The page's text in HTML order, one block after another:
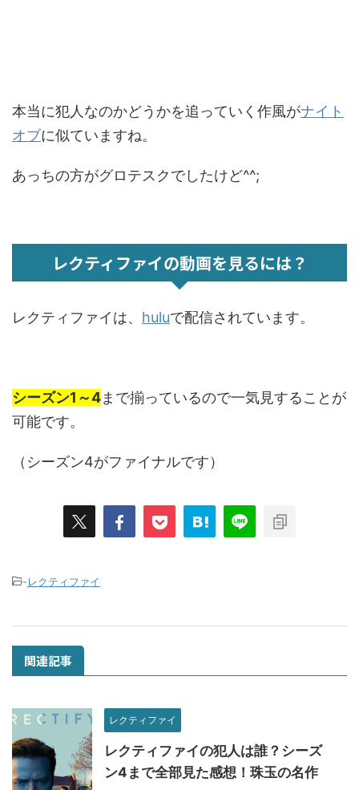
本当に犯人なのかどうかを追っていく作風がナイト
オブに似ていますね。
あっちの方がグロテスクでしたけど^^;
レクティファイの動画を見るには？
レクティファイは、 huluで配信されています。
シーズン1～4まで揃っているので一気見することが
可能です。
（シーズン4がファイナルです）
-レクティファイ
関連記事
レクティファイ
レクティファイの犯人は誰？シーズ
ン4まで全部見た感想！珠玉の名作